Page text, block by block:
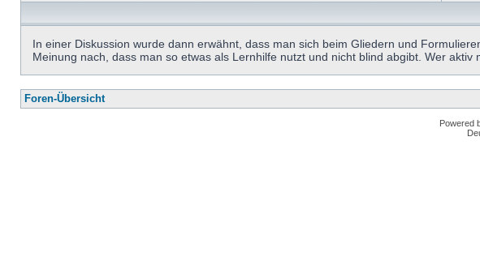
In einer Diskussion wurde dann erwähnt, dass man sich beim Gliedern und
Meinung nach, dass man so etwas als Lernhilfe nutzt und nicht blind abgibt. Wer
Foren-Übersicht
Powered